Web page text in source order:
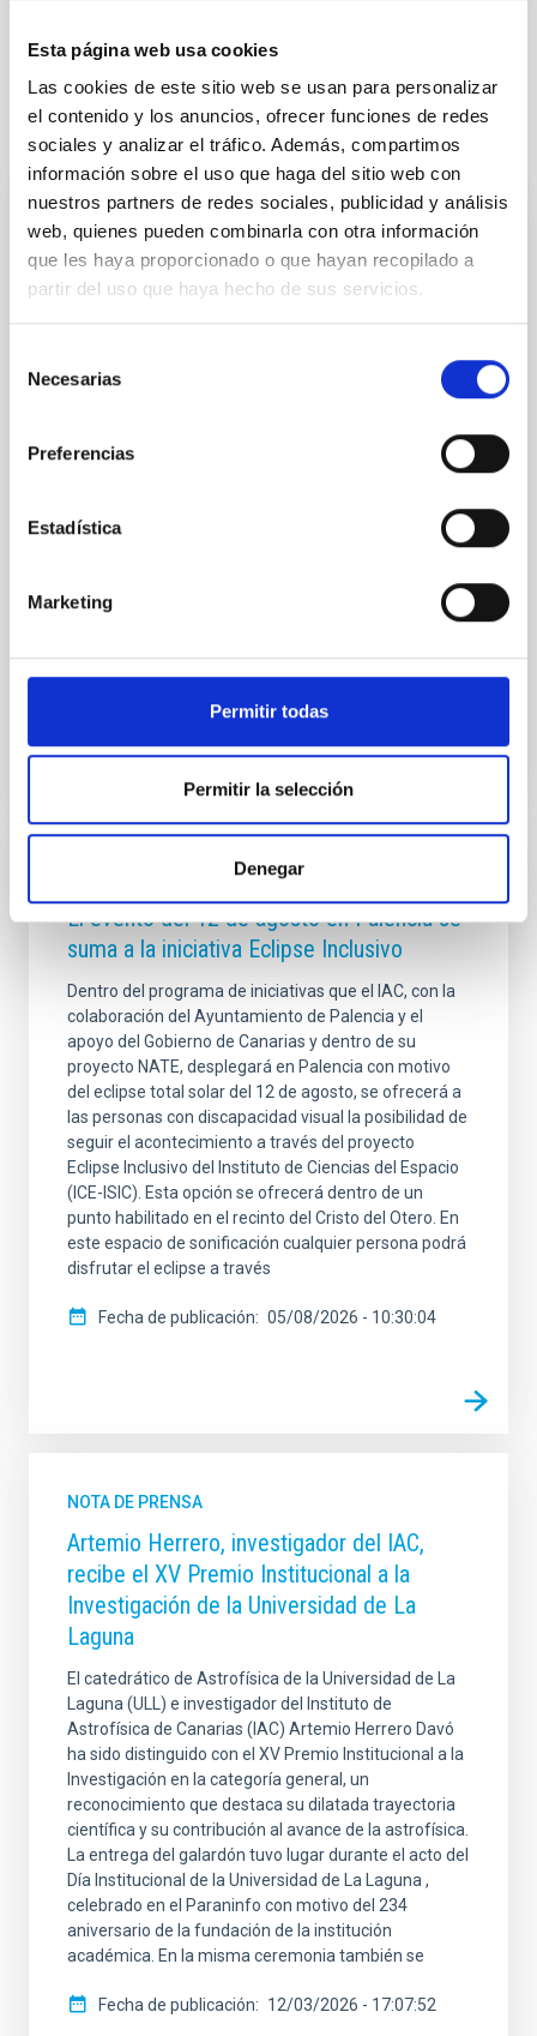
Esta página web usa cookies
Las cookies de este sitio web se usan para personalizar
el contenido y los anuncios, ofrecer funciones de redes
sociales y analizar el tráfico. Además, compartimos
información sobre el uso que haga del sitio web con
nuestros partners de redes sociales, publicidad y análisis
web, quienes pueden combinarla con otra información
que les haya proporcionado o que hayan recopilado a
partir del uso que haya hecho de sus servicios.
Necesarias
Preferencias
Estadística
Marketing
Permitir todas
Permitir la selección
Denegar
Otras noticias relacionadas
NOTA DE PRENSA
El IAC impulsa su tecnología espacial en el
foro internacional SSSIF 2026
Instituto de Astrofísica de Canarias (IAC) dedicado al
desarrollo de tecnología espacial para pequeños
celebrado del 17 al 19 de febrero en Málaga. En esta
como uno de los principales puntos de encuentro
para el sector de los pequeños satélites, bajo el lema
Technologies”. IACTEC Espacio asiste como
expositor con stand propio, donde presenta sus
El evento del 12 de agosto en Palencia se
suma a la iniciativa Eclipse Inclusivo
Dentro del programa de iniciativas que el IAC, con la
colaboración del Ayuntamiento de Palencia y el
apoyo del Gobierno de Canarias y dentro de su
proyecto NATE, desplegará en Palencia con motivo
del eclipse total solar del 12 de agosto, se ofrecerá a
las personas con discapacidad visual la posibilidad de
seguir el acontecimiento a través del proyecto
Eclipse Inclusivo del Instituto de Ciencias del Espacio
(ICE-ISIC). Esta opción se ofrecerá dentro de un
punto habilitado en el recinto del Cristo del Otero. En
este espacio de sonificación cualquier persona podrá
disfrutar el eclipse a través
Fecha de publicación 05/08/2026 - 10:30:04
NOTA DE PRENSA
Artemio Herrero, investigador del IAC,
recibe el XV Premio Institucional a la
Investigación de la Universidad de La
Laguna
El catedrático de Astrofísica de la Universidad de La
Laguna (ULL) e investigador del Instituto de
Astrofísica de Canarias (IAC) Artemio Herrero Davó
ha sido distinguido con el XV Premio Institucional a la
Investigación en la categoría general, un
reconocimiento que destaca su dilatada trayectoria
científica y su contribución al avance de la astrofísica.
La entrega del galardón tuvo lugar durante el acto del
Día Institucional de la Universidad de La Laguna ,
celebrado en el Paraninfo con motivo del 234
aniversario de la fundación de la institución
académica. En la misma ceremonia también se
Fecha de publicación 12/03/2026 - 17:07:52